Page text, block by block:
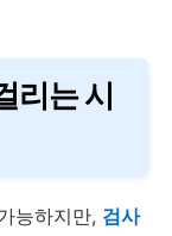
리는 시
능하지만, 검사